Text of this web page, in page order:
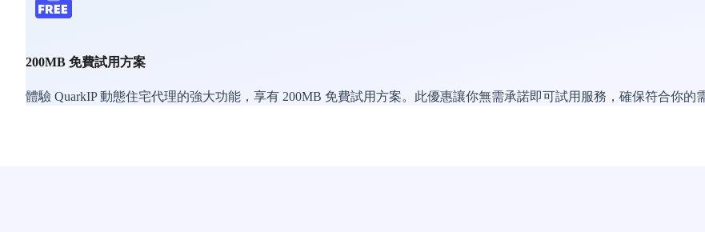
200MB 免費試用方案
體驗 QuarkIP 動態住宅代理的強大功能，享有 200MB 免費試用方案。此優惠讓你無需承諾即可試用服務，確保符合你的